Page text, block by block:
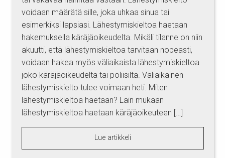
voidaan määrätä sille, joka uhkaa sinua tai
esimerkiksi lapsiasi. Lähestymiskieltoa haetaan
hakemuksella käräjäoikeudelta. Mikäli tilanne on niin
akuutti, että lähestymiskieltoa tarvitaan nopeasti,
voidaan hakea myös väliaikaista lähestymiskieltoa
joko käräjäoikeudelta tai poliisilta. Väliaikainen
lähestymiskielto tulee voimaan heti. Miten
lähestymiskieltoa haetaan? Lain mukaan
lähestymiskieltoa haetaan käräjäoikeuteen […]
Lue artikkeli